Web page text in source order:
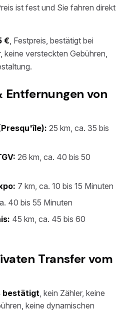
ist fest und Sie fahren direkt
€, Festpreis, bestätigt bei
keine versteckten Gebühren,
Entfernungen von
25 km, ca. 35 bis
26 km, ca. 40 bis 50
7 km, ca. 10 bis 15 Minuten
40 bis 55 Minuten
45 km, ca. 45 bis 60
Transfer vom
bestätigt, kein Zähler, keine
keine dynamischen